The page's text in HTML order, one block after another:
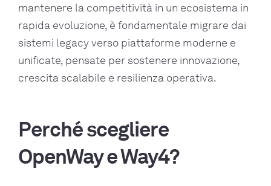
mantenere la competitività in un ecosistema in
rapida evoluzione, è fondamentale migrare dai
sistemi legacy verso piattaforme moderne e
unificate, pensate per sostenere innovazione,
crescita scalabile e resilienza operativa.
Perché scegliere
OpenWay e Way4?